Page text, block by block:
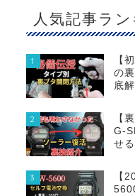
人気記事ラ
1
【
の
底
2
【
G-
せ
3
【